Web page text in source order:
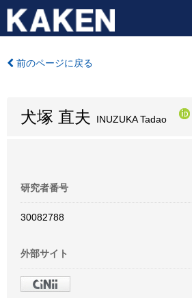
前のページに戻る
犬塚 直夫 INUZUKA Tadao
研究者番号
30082788
外部サイト